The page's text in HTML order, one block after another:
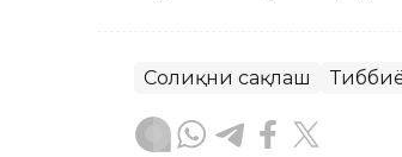
Соғлиқни сақлаш